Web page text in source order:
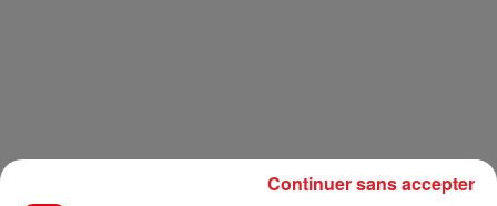
Continuer sans accepter